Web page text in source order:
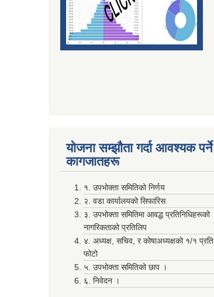
योजना सम्झाैता गर्दा आवश्यक पर्ने
कागजातहरू
१. उपभोक्ता समितिको निर्णय
२. वडा कार्यालयको सिफारिस
३. उपभोक्ता समितिमा आवद्ध प्रतिनिधिहरूको
नागरिकताको प्रतिलिप
४. अध्यक्ष, सचिव, र कोषाअध्यक्षको १/१ प्रति
फोटो
५. उपभोक्ता समितिको छाप ।
६. निवेदन ।